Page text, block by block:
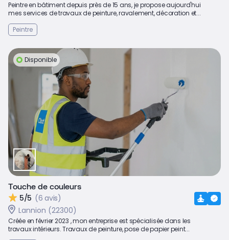
Peintre en bâtiment depuis près de 15 ans, je propose aujourd'hui
mes services de travaux de peinture, ravalement, décoration et...
Peintre
Disponible
Touche de couleurs
5/5 (6 avis)
Lannion (22300)
Créée en février 2023 , mon entreprise est spécialisée dans les
travaux intérieurs. Travaux de peinture, pose de papier peint...